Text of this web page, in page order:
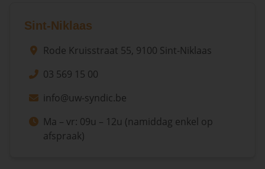
Sint-Niklaas
Rode Kruisstraat 55, 9100 Sint-Niklaas
03 569 15 00
info@uw-syndic.be
Ma – vr: 09u – 12u (namiddag enkel op
afspraak)